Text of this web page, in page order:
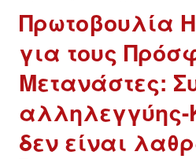
ΚΙΝΉΜΑΤΑ
Πρωτοβουλία
για τους
Μετανάστες:
δεν είναι